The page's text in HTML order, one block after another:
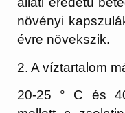
növényi
évre növekszik.
2. A víztartalom
20-25 ° C és